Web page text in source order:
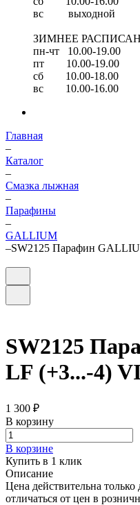
вс выходной
ЗИМНЕЕ
пн-чт 10.00-19.00
пт 10.00-19.00
сб 10.00-18.00
вс 10.00-16.00
Главная
–
Каталог
–
Смазка лыжная
–
Парафины
–
GALLIUM
–SW2125 Парафин
SW2125
LF (+3...-4)
1 300 ₽
В корзину
В корзине
Купить в 1 клик
Описание
Цена действительна
отличаться от цен в